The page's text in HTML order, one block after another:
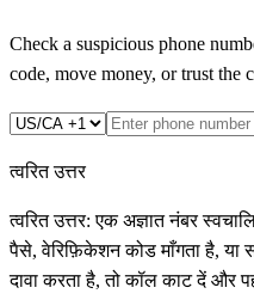
Check a suspicious phone
code, move money, or trust the
त्वरित उत्तर
त्वरित उत्तर: एक अज्ञात नंबर
पैसे, वेरिफ़िकेशन कोड माँगता है, या
दावा करता है, तो कॉल काट दें और